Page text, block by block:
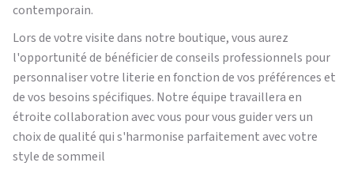
contemporain.
Lors de votre visite dans notre boutique, vous aurez
l'opportunité de bénéficier de conseils professionnels pour
personnaliser votre literie en fonction de vos préférences et
de vos besoins spécifiques. Notre équipe travaillera en
étroite collaboration avec vous pour vous guider vers un
choix de qualité qui s'harmonise parfaitement avec votre
style de sommeil